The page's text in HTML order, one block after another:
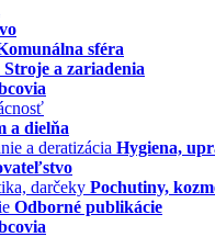
sféra
Stroje a zariadenia
a dielňa
Hygiena,
Pochutiny,
Odborné publikácie